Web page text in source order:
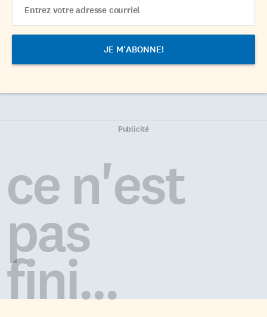
Address
Publicité
ce n'est
pas
fini...